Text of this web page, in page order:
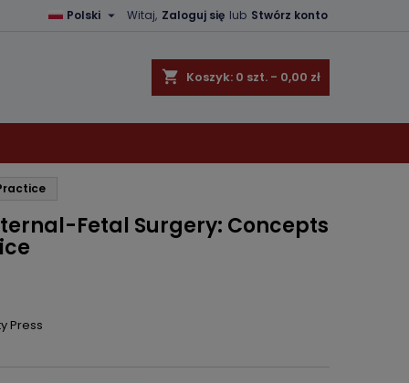
Witaj, Zaloguj się lub Stwórz konto
Polski 
shopping_cart Koszyk: 0 szt. - 0,00 zł
Fetal Surgery: Concepts
Press